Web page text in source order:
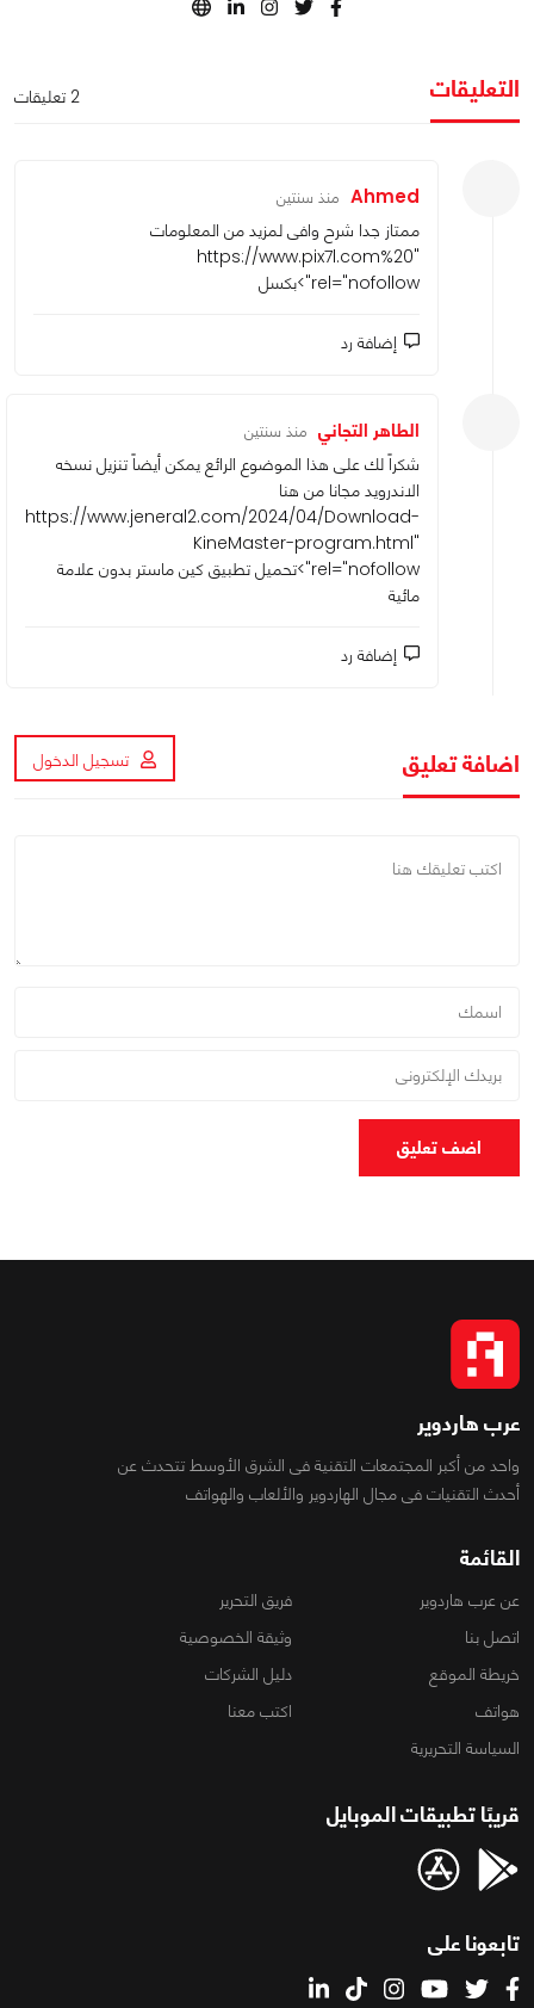
التعليقات 2 تعليقات
Ahmed منذ سنتين
ممتاز جدا شرح وافى لمزيد من المعلومات
https://www.pix7l.com%20"
rel="nofollow">بكسل
إضافة رد
الطاهر التجاني منذ سنتين
شكراً لك على هذا الموضوع الرائع يمكن أيضاً تنزيل نسخه
الاندرويد مجانا من هنا
https://www.jeneral2.com/2024/04/Download-
KineMaster-program.html"
rel="nofollow">تحميل تطبيق كين ماستر بدون علامة
مائية
إضافة رد
اضافة تعليق تسجيل الدخول
اضف تعليق
عرب هاردوير
واحد من أكبر المجتمعات التقنية فى الشرق الأوسط تتحدث عن
أحدث التقنيات فى مجال الهاردوير والألعاب والهواتف
القائمة
عن عرب هاردوير
فريق التحرير
اتصل بنا
وثيقة الخصوصية
خريطة الموقع
دليل الشركات
هواتف
اكتب معنا
السياسة التحريرية
قريبًا تطبيقات الموبايل
تابعونا على